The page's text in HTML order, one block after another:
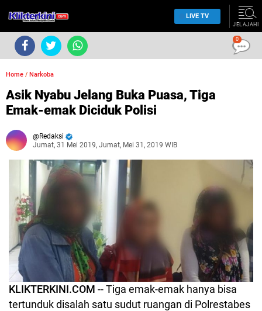
LIVE TV
JELAJAHI
Home / Narkoba
Asik Nyabu Jelang Buka Puasa, Tiga
Emak-emak Diciduk Polisi
Redaksi
Jumat, 31 Mei 2019, Jumat, Mei 31, 2019 WIB
KLIKTERKINI.COM -- Tiga emak-emak hanya bisa
tertunduk disalah satu sudut ruangan di Polrestabes
0